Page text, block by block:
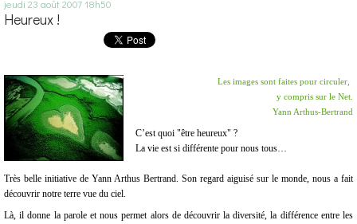
jeudi 23 août 200718h50
Heureux !
Les images sont faites pour circuler,
y compris sur le Net.
Yann Arthus-Bertrand
C’est quoi "être heureux" ?
La vie est si différente pour nous tous…
Très belle initiative de Yann Arthus Bertrand. Son regard aiguisé sur le monde, nous a fait
découvrir notre terre vue du ciel.
Là, il donne la parole et nous permet alors de découvrir la diversité, la différence entre les